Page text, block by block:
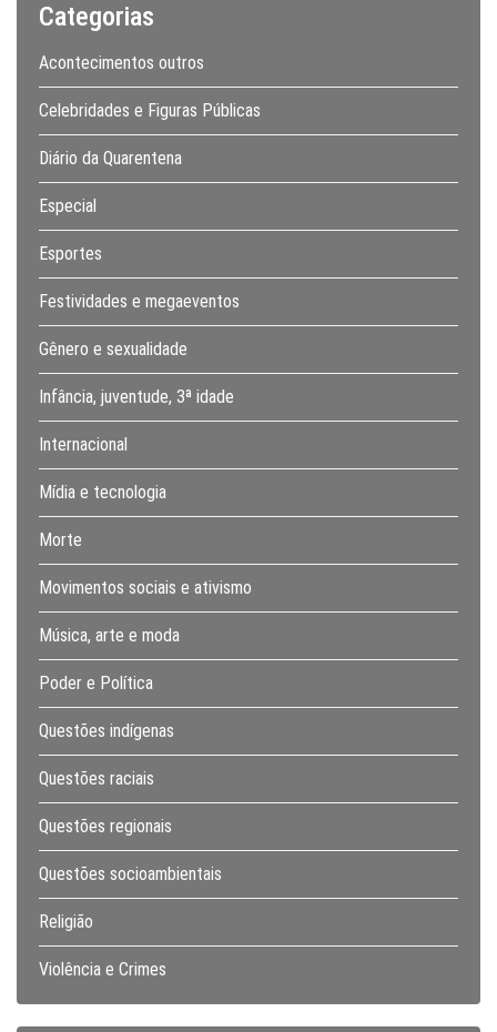
Categorias
Acontecimentos outros
Celebridades e Figuras Públicas
Diário da Quarentena
Especial
Esportes
Festividades e megaeventos
Gênero e sexualidade
Infância, juventude, 3ª idade
Internacional
Mídia e tecnologia
Morte
Movimentos sociais e ativismo
Música, arte e moda
Poder e Política
Questões indígenas
Questões raciais
Questões regionais
Questões socioambientais
Religião
Violência e Crimes